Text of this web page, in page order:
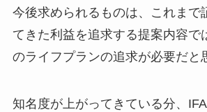
今後求められるものは、これまで
てきた利益を追求する提案内容で
のライフプランの追求が必要だと
知名度が上がってきている分、IFA